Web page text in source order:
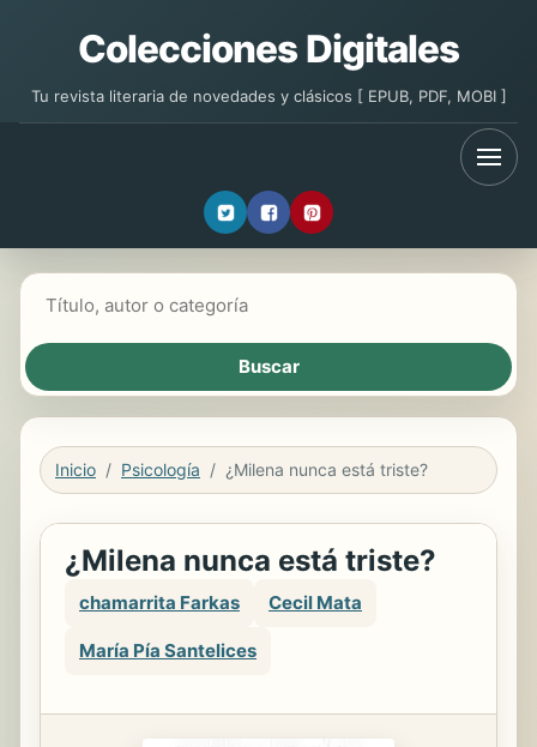
Colecciones Digitales
Tu revista literaria de novedades y clásicos [ EPUB, PDF, MOBI ]
Inicio Psicología ¿Milena nunca está triste?
¿Milena nunca está triste?
chamarrita Farkas Cecil Mata
María Pía Santelices